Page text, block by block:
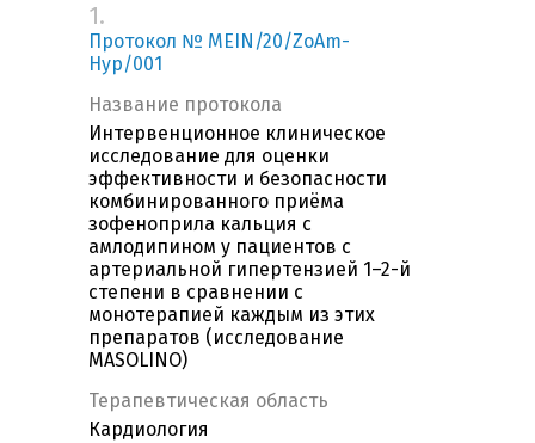
1.
Протокол № MEIN/20/ZoAm-
Hyp/001
Название протокола
Интервенционное клиническое
исследование для оценки
эффективности и безопасности
комбинированного приёма
зофеноприла кальция с
амлодипином у пациентов с
артериальной гипертензией 1–2-й
степени в сравнении с
монотерапией каждым из этих
препаратов (исследование
MASOLINO)
Терапевтическая область
Кардиология